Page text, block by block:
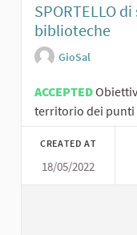
SPORTELLO
biblioteche
GioSal
ACCEPTED
territorio dei punti
CREATED AT
18/05/2022